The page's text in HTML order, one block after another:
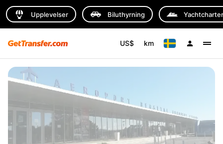
Upplevelser Biluthyrning Yachtcharter
US$ km